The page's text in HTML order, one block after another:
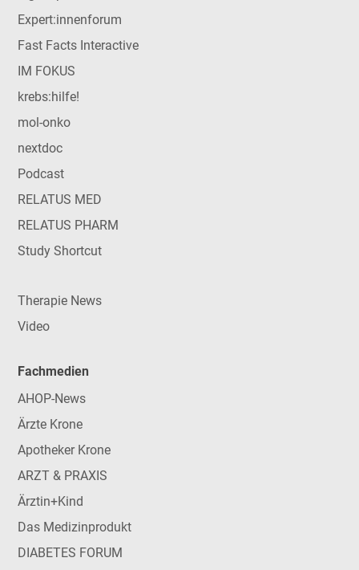
Expert:innenforum
Fast Facts Interactive
IM FOKUS
krebs:hilfe!
mol-onko
nextdoc
Podcast
RELATUS MED
RELATUS PHARM
Study Shortcut
Therapie News
Video
Fachmedien
AHOP-News
Ärzte Krone
Apotheker Krone
ARZT & PRAXIS
Ärztin+Kind
Das Medizinprodukt
DIABETES FORUM